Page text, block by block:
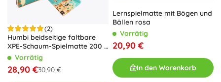
(2)
Humbi beidseitige faltbare
XPE-Schaum-Spielmatte 200 ×
180 × 1 cm Weltkarte und
Vorrätig
28,90 €30,90 €
Lernspielmatte mit Bögen und
Bällen rosa
Vorrätig
20,90 €
In den Warenkorb